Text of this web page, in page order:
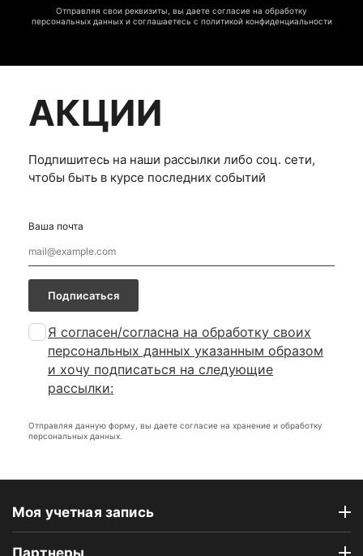
Отправляя свои реквизиты, вы даете согласие на обработку
персональных данных и соглашаетесь с политикой конфиденциальности
АКЦИИ
Подпишитесь на наши рассылки либо соц. сети,
чтобы быть в курсе последних событий
Ваша почта
Подписаться
Я согласен/согласна на обработку своих
персональных данных указанным образом
и хочу подписаться на следующие
рассылки:
Отправляя данную форму, вы даете согласие на хранение и обработку
персональных данных.
Моя учетная запись
Партнеры